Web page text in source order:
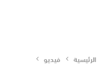
الرئيسية فيديو